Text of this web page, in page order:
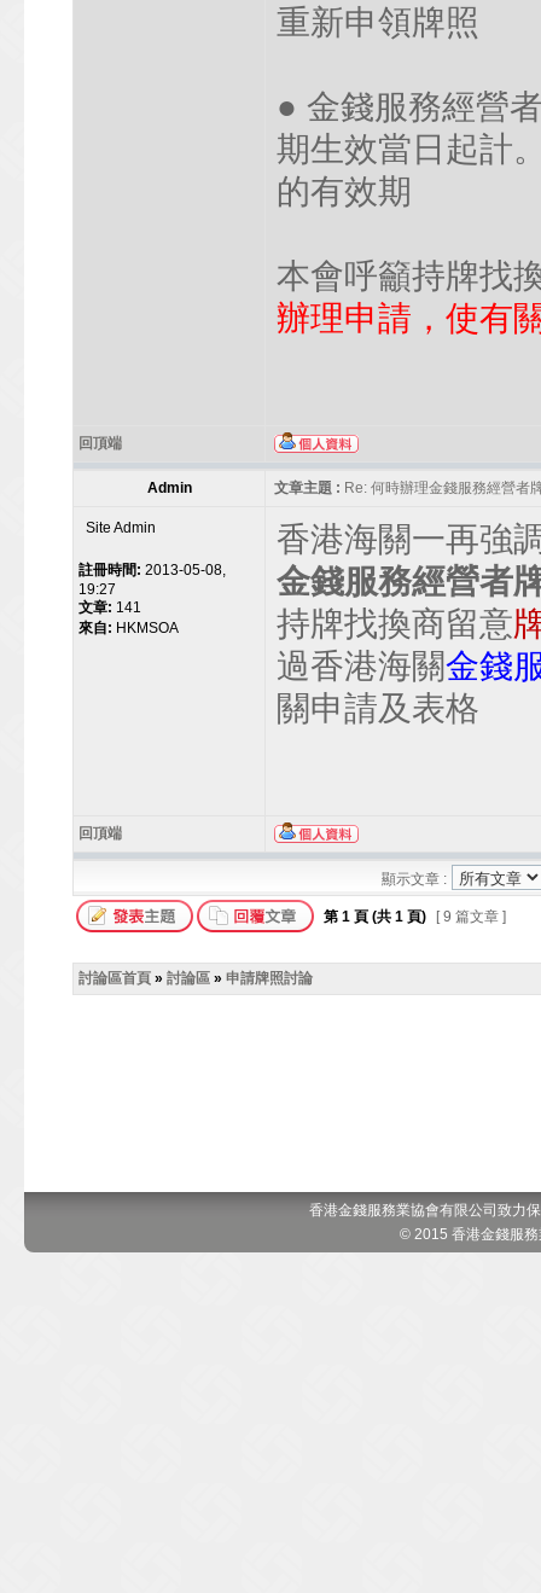
重新申領牌照
● 金錢服務經營
期生效當日起計
的有效期
本會呼籲持牌找
辦理申請，使有
回頂端
Admin 文章主題 : Re: 何時辦理金錢服務經營者
Site Admin
註冊時間: 2013-05-08,
19:27
文章: 141
來自: HKMSOA
香港海關一再強
金錢服務經營者
持牌找換商留意
過香港海關金錢
關申請及表格
回頂端
顯示文章 :
第 1 頁 (共 1 頁) [ 9 篇文章 ]
討論區首頁 » 討論區 » 申請牌照討論
香港金錢服務業協會有限公司致力
© 2015 香港金錢服